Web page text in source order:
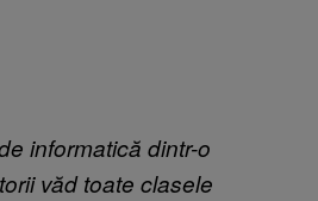
informatică dintr-o
văd toate clasele